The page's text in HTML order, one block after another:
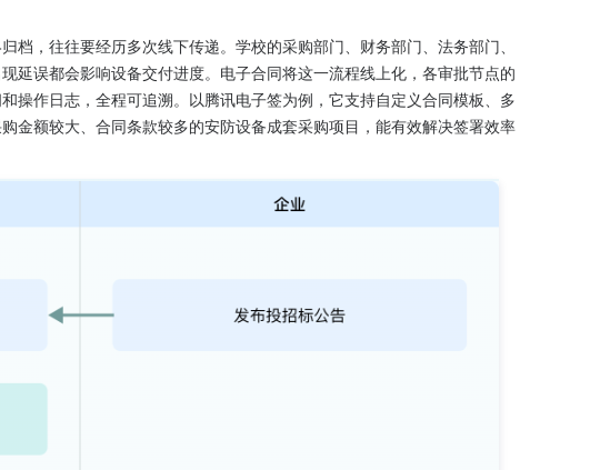
档，往往要经历多次线下传递。学校的采购部门、财务部门、法务部门、
延误都会影响设备交付进度。电子合同将这一流程线上化，各审批节点的
操作日志，全程可追溯。以腾讯电子签为例，它支持自定义合同模板、多
金额较大、合同条款较多的安防设备成套采购项目，能有效解决签署效率